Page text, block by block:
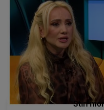
Stiri